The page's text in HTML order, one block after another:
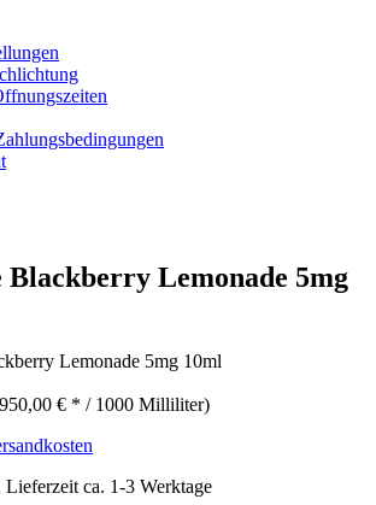
Blackberry Lemonade 5mg
€ * / 1000 Milliliter)
ca. 1-3 Werktage